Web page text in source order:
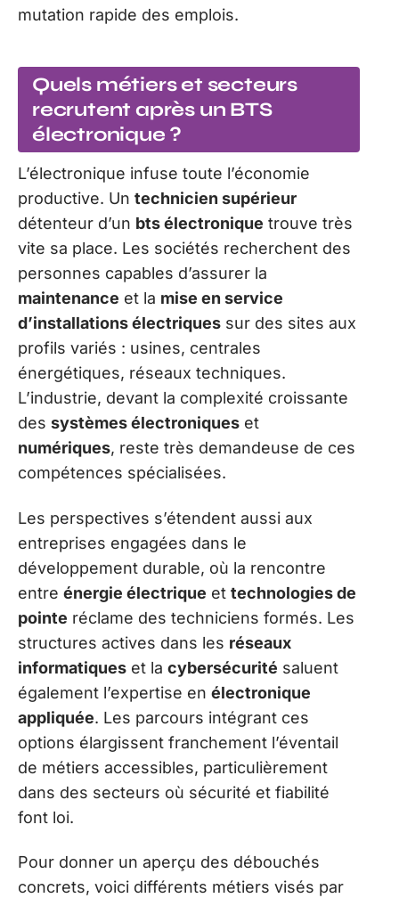
mutation rapide des emplois.
Quels métiers et secteurs
recrutent après un BTS
électronique ?
L’électronique infuse toute l’économie
productive. Un technicien supérieur
détenteur d’un bts électronique trouve très
vite sa place. Les sociétés recherchent des
personnes capables d’assurer la
maintenance et la mise en service
d’installations électriques sur des sites aux
profils variés : usines, centrales
énergétiques, réseaux techniques.
L’industrie, devant la complexité croissante
des systèmes électroniques et
numériques, reste très demandeuse de ces
compétences spécialisées.
Les perspectives s’étendent aussi aux
entreprises engagées dans le
développement durable, où la rencontre
entre énergie électrique et technologies de
pointe réclame des techniciens formés. Les
structures actives dans les réseaux
informatiques et la cybersécurité saluent
également l’expertise en électronique
appliquée. Les parcours intégrant ces
options élargissent franchement l’éventail
de métiers accessibles, particulièrement
dans des secteurs où sécurité et fiabilité
font loi.
Pour donner un aperçu des débouchés
concrets, voici différents métiers visés par